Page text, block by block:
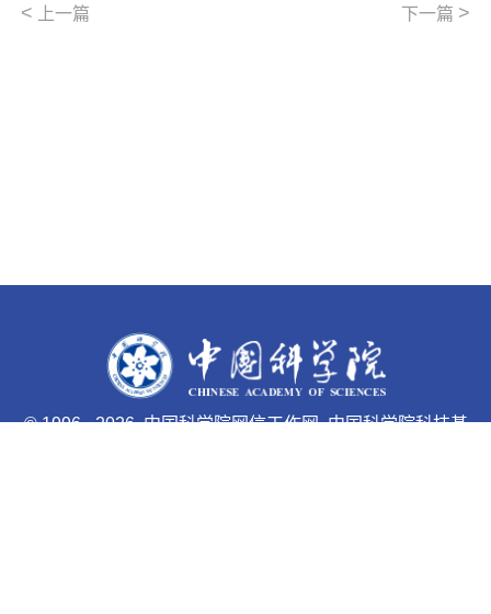
< 上一篇 下一篇 >
© 1996 -2026 中国科学院网信工作网 中国科学院科技基